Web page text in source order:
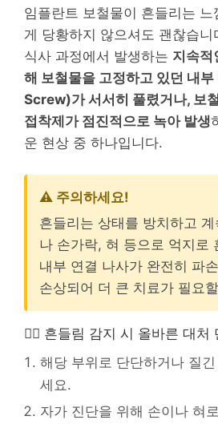
임플란트 보철물이 흔들리는
게 당황하지 않으셔도 괜찮습니
식사 과정에서 발생하는 지속적
해 보철물을 고정하고 있던 내
Screw)가 서서히 풀렸거나, 보
접착제가 점진적으로 녹아 발생
운 현상 중 하나입니다.
⚠️ 주의하세요!
흔들리는 상태를 방치하고
나 손가락, 혀 등으로 억지로
내부 연결 나사가 완전히 파
손상되어 더 큰 치료가 필요
👨‍⚕️ 흔들림 감지 시 올바른 대처
해당 부위로 단단하거나 질
세요.
자가 진단을 위해 손이나 혀